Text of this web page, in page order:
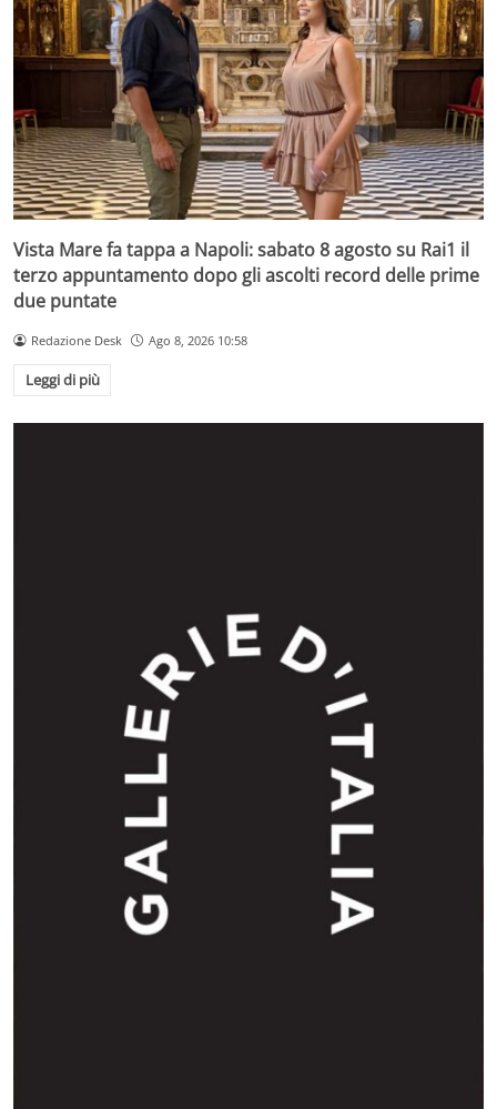
Vista Mare fa tappa a Napoli: sabato 8 agosto su Rai1 il
terzo appuntamento dopo gli ascolti record delle prime
due puntate
Redazione Desk Ago 8, 2026 10:58
Leggi di più